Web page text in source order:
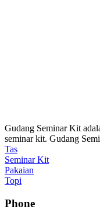
Gudang Seminar Kit
seminar kit. Gudang
Tas
Seminar Kit
Pakaian
Topi
Phone